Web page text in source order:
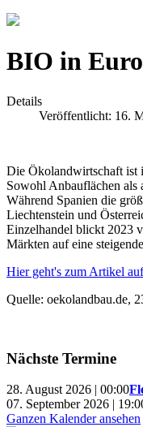
BIO in
Details
Veröffentlicht: 16.
Die Ökolandwirtschaft ist
Sowohl Anbauflächen als
Während Spanien die
Liechtenstein und
Einzelhandel blickt 2023
Märkten auf eine
Hier geht's zum Artikel
Quelle: oekolandbau.de,
Nächste Termine
28. August 2026 | 00:00
07. September 2026 |
Ganzen Kalender ansehen